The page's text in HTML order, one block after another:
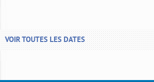
VOIR TOUTES LES DATES